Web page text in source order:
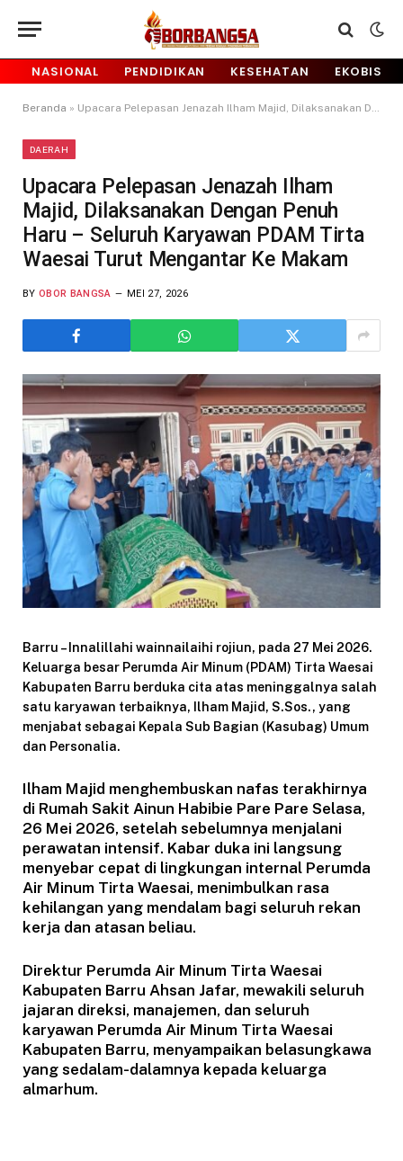
NASIONAL PENDIDIKAN KESEHATAN EKOBIS
Beranda » Upacara Pelepasan Jenazah Ilham Majid, Dilaksanakan Dengan Penuh Haru – Seluruh Karyawan PDAM Tirta Waesai Turut Mengantar Ke Makam
DAERAH
Upacara Pelepasan Jenazah Ilham
Majid, Dilaksanakan Dengan Penuh
Haru – Seluruh Karyawan PDAM Tirta
Waesai Turut Mengantar Ke Makam
BY OBOR BANGSA MEI 27, 2026
Barru – Innalillahi wainnailaihi rojiun, pada 27 Mei 2026.
Keluarga besar Perumda Air Minum (PDAM) Tirta Waesai
Kabupaten Barru berduka cita atas meninggalnya salah
satu karyawan terbaiknya, Ilham Majid, S.Sos., yang
menjabat sebagai Kepala Sub Bagian (Kasubag) Umum
dan Personalia.
Ilham Majid menghembuskan nafas terakhirnya
di Rumah Sakit Ainun Habibie Pare Pare Selasa,
26 Mei 2026, setelah sebelumnya menjalani
perawatan intensif. Kabar duka ini langsung
menyebar cepat di lingkungan internal Perumda
Air Minum Tirta Waesai, menimbulkan rasa
kehilangan yang mendalam bagi seluruh rekan
kerja dan atasan beliau.
Direktur Perumda Air Minum Tirta Waesai
Kabupaten Barru Ahsan Jafar, mewakili seluruh
jajaran direksi, manajemen, dan seluruh
karyawan Perumda Air Minum Tirta Waesai
Kabupaten Barru, menyampaikan belasungkawa
yang sedalam-dalamnya kepada keluarga
almarhum.